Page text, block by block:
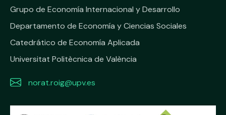
Grupo de Economía Internacional y Desarrollo
Departamento de Economía y Ciencias Sociales
Catedrático de Economía Aplicada
Universitat Politècnica de València
norat.roig@upv.es